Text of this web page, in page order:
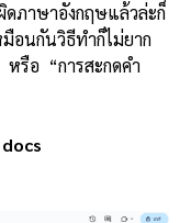
ดภาษาอังกฤษแล้วล่ะก็
มือนกันวิธีทำก็ไม่ยาก
หรือ “การสะกดคำ